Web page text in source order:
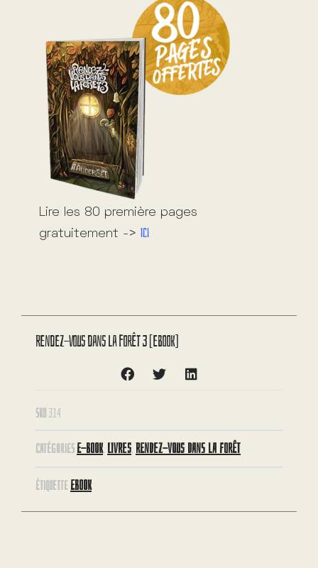
Lire les 80 première pages
gratuitement -> Ici
Rendez-vous dans la forêt 3 [eBook]
SKU 314
CATÉGORIES E-BOOK, LIVRES, RENDEZ-VOUS DANS LA FORÊT
ÉTIQUETTE EBOOK